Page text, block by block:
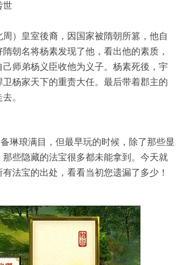
世
）皇室後裔，因国家被隋朝所篡，他自
朝名将杨素发现了他，看出他的素质，
师弟杨义臣收他为义子。杨素死後，宇
杨家天下的重责大任。最后带着郡主的
。
琳琅满目，但最早玩的时候，除了那些显
些隐藏的法宝很多都未能拿到。今天就
法宝的出处，看看当初您遗漏了多少！